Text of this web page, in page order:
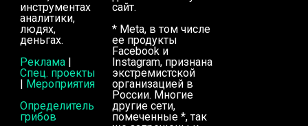
инструментах
аналитики,
людях,
деньгах.
Реклама|
Спец. проекты
| Мероприятия
Определитель
грибов
сайт.
* Meta, в том числе
ее продукты
Facebook и
Instagram, признана
экстремистской
организацией в
России. Многие
другие сети,
помеченные *, так